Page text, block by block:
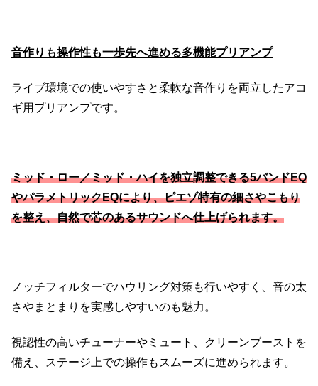
音作りも操作性も一歩先へ進める多機能プリアンプ
ライブ環境での使いやすさと柔軟な音作りを両立したアコ
ギ用プリアンプです。
ミッド・ロー／ミッド・ハイを独立調整できる5バンドEQ
やパラメトリックEQにより、ピエゾ特有の細さやこもり
を整え、自然で芯のあるサウンドへ仕上げられます。
ノッチフィルターでハウリング対策も行いやすく、音の太
さやまとまりを実感しやすいのも魅力。
視認性の高いチューナーやミュート、クリーンブーストを
備え、ステージ上での操作もスムーズに進められます。